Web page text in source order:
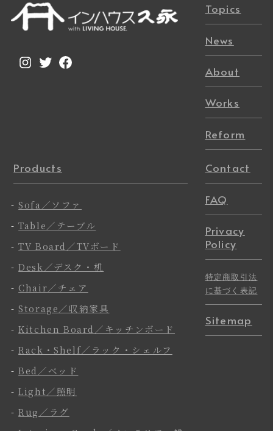
Instagram
TwitterFacebook
Topics
News
About
Works
Reform
Products
-Sofa／ソファ
-Table／テーブル
-TV Board／TVボード
-Desk／デスク・机
- Chair／チェア
-Storage／収納家具
-Kitchen Board／キッチンボード
-Rack・Shelf／ラック・シェルフ
-Bed／ベッド
-Light／照明
-Rug／ラグ
Contact
FAQ
Privacy
Policy
特定商取引法
に基づく表記
Sitemap